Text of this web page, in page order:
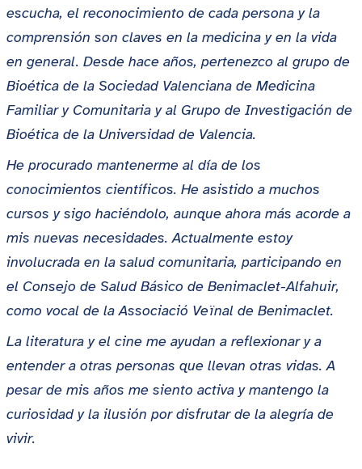
escucha, el reconocimiento de cada persona y la
comprensión son claves en la medicina y en la vida
en general. Desde hace años, pertenezco al grupo de
Bioética de la Sociedad Valenciana de Medicina
Familiar y Comunitaria y al Grupo de Investigación de
Bioética de la Universidad de Valencia.
He procurado mantenerme al día de los
conocimientos científicos. He asistido a muchos
cursos y sigo haciéndolo, aunque ahora más acorde a
mis nuevas necesidades. Actualmente estoy
involucrada en la salud comunitaria, participando en
el Consejo de Salud Básico de Benimaclet-Alfahuir,
como vocal de la Associació Veïnal de Benimaclet.
La literatura y el cine me ayudan a reflexionar y a
entender a otras personas que llevan otras vidas. A
pesar de mis años me siento activa y mantengo la
curiosidad y la ilusión por disfrutar de la alegría de
vivir.